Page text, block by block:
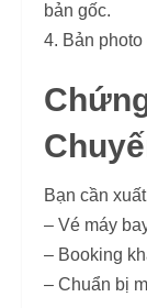
bản gốc.
4. Bản
Bạn cần
– Vé máy
– Booking
– Chuẩn bị